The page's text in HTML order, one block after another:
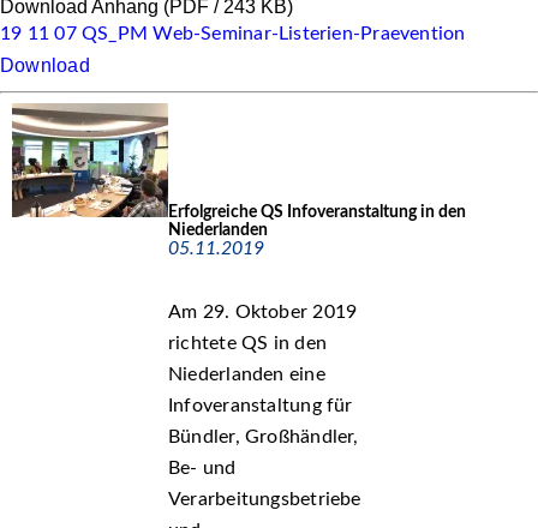
Download Anhang (PDF / 243 KB)
19 11 07 QS_PM Web-Seminar-Listerien-Praevention
Download
Erfolgreiche QS Infoveranstaltung in den
Niederlanden
05.11.2019
Am 29. Oktober 2019
richtete QS in den
Niederlanden eine
Infoveranstaltung für
Bündler, Großhändler,
Be- und
Verarbeitungsbetriebe